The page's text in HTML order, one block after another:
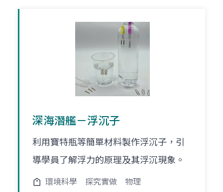
深海潛艦－浮沉子
利用寶特瓶等簡單材料製作浮沉子，引
導學員了解浮力的原理及其浮沉現象。
環境科學 探究實做 物理